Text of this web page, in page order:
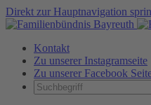
Direkt zur Hauptnavigation
Kontakt
Zu unserer Instagramseite
Zu unserer Facebook